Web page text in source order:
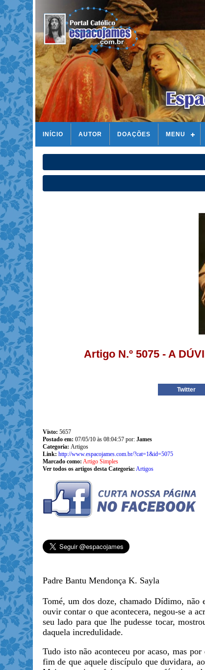
INÍCIO AUTOR DOAÇÕES MENU
Artigo N.º 5075 - A
Twitter
Visto: 5657
Postado em: 07/05/10 às 08:04:57 por: James
Categoria: Artigos
Link: http://www.espacojames.com.br/?cat=1&id=5075
Marcado como: Artigo Simples
Ver todos os artigos desta Categoria: Artigos
Padre Bantu Mendonça K. Sayla
Tomé, um dos doze, chamado Dídimo, não
ouvir contar o que acontecera, negou-se a
seu lado para que lhe pudesse tocar,
daquela incredulidade.
Tudo isto não aconteceu por acaso, mas
fim de que aquele discípulo que duvidara,